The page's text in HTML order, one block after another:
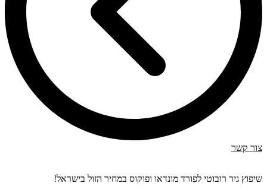
צור קשר
שיפוץ גיר רובוטי לפורד מונדאו ופוקוס במחיר הזול בישראל!